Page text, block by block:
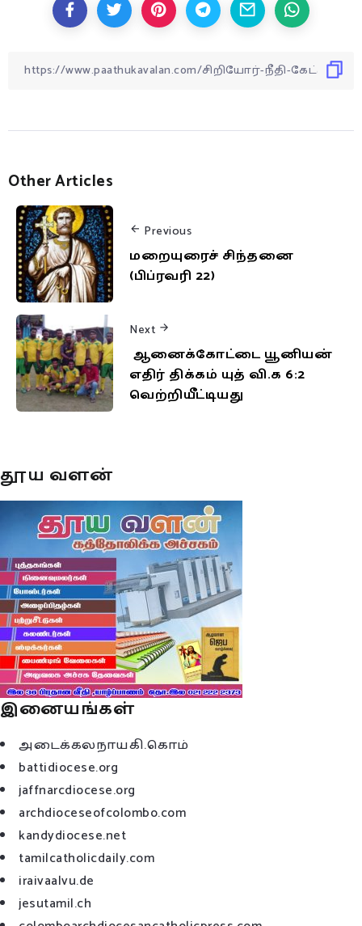
Other Articles
Previous
மறையுரைச் சிந்தனை
(பிப்ரவரி 22)
Next
ஆனைக்கோட்டை யூனியன்
எதிர் திக்கம் யுத் வி.க 6:2
வெற்றியீட்டியது
தூய வளன்
இனையங்கள்
அடைக்கலநாயகி.கொம்
battidiocese.org
jaffnarcdiocese.org
archdioceseofcolombo.com
kandydiocese.net
tamilcatholicdaily.com
iraivaalvu.de
jesutamil.ch